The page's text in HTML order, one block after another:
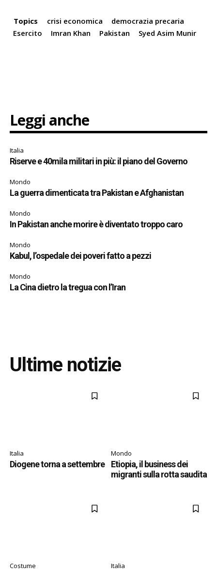
Topics crisi economica
democrazia precaria
Esercito
Imran Khan Pakistan Syed Asim Munir
Leggi anche
Italia
Riserve e 40mila militari in più: il piano del Governo
Mondo
La guerra dimenticata tra Pakistan e Afghanistan
Mondo
In Pakistan anche morire è diventato troppo caro
Mondo
Kabul, l’ospedale dei poveri fatto a pezzi
Mondo
La Cina dietro la tregua con l’Iran
Ultime notizie
Italia
Diogene torna a settembre
Mondo
Etiopia, il business dei
migranti sulla rotta saudita
Costume Italia